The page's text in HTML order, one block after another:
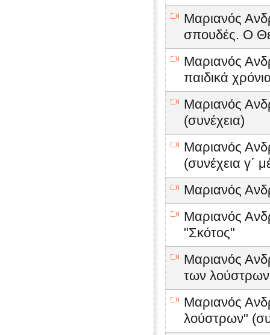
Μαριανός
σπουδές. Ο
Μαριανός
παιδικά
Μαριανός
(συνέχεια)
Μαριανός
(συνέχεια γ΄
Μαριανός
Μαριανός
"Σκότος"
Μαριανός
των
Μαριανός
λούστρων"